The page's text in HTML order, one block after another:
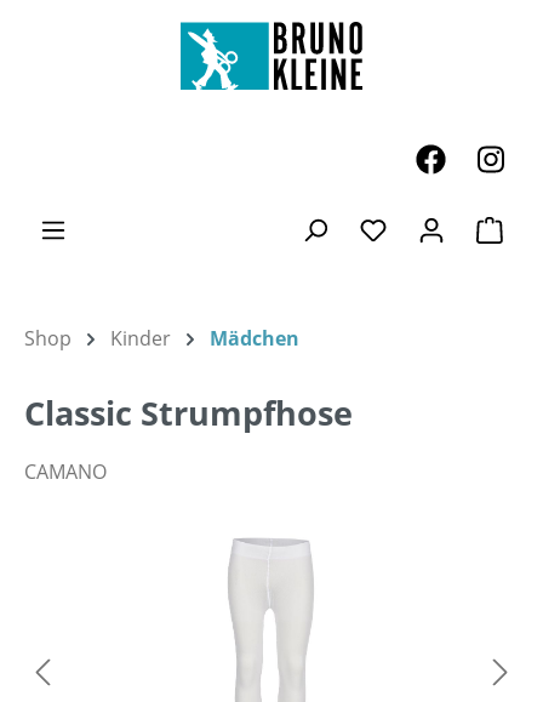
Zum Hauptinhalt springen
Du hast 0
Shop Kinder Mädchen
Classic Strumpfhose
CAMANO
Bildergalerie überspringen